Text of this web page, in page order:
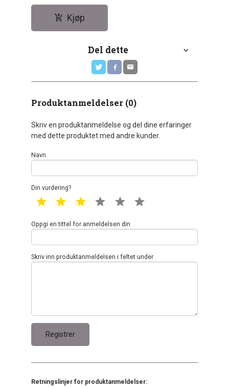
Kjøp
Del dette
Produktanmeldelser (0)
Skriv en produktanmeldelse og del dine erfaringer
med dette produktet med andre kunder.
Navn
Din vurdering?
1 star 2 star 3 star 4 star 5 star
Oppgi en tittel for anmeldelsen din
Skriv inn produktanmeldelsen i feltet under
Retningslinjer for produktanmeldelser: